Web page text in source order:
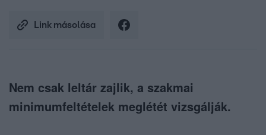
Link másolása
Nem csak leltár zajlik, a szakmai
minimumfeltételek meglétét vizsgálják.